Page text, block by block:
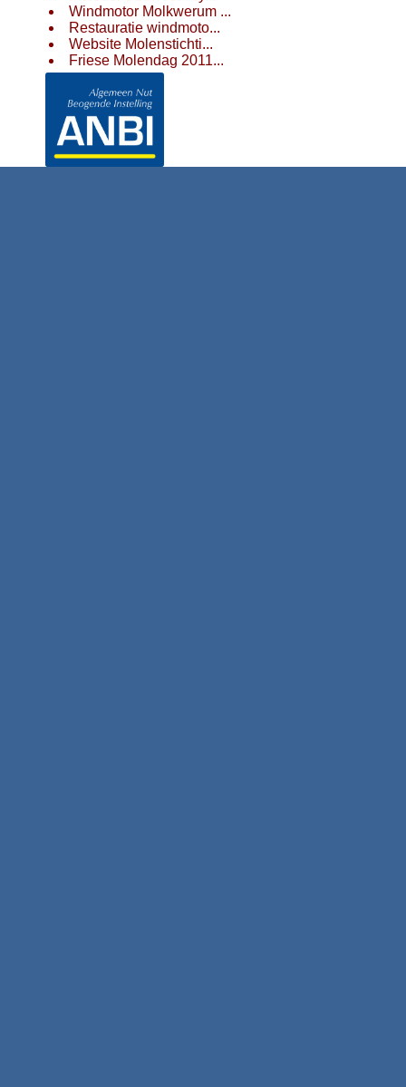
Windmotor Molkwerum ...
Restauratie windmoto...
Website Molenstichti...
Friese Molendag 2011...